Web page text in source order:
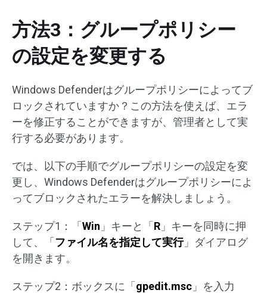
方法3：グループポリシー
の設定を変更する
Windows Defenderはグループポリシーによってブ
ロックされていますか？この方法を使えば、エラ
ーを修正することができますが、管理者として実
行する必要があります。
では、以下の手順でグループポリシーの設定を変
更し、Windows Defenderはグループポリシーによ
ってブロックされたエラーを解決しましょう。
ステップ1：「 Win 」キーと「 R 」キーを同時に押
して、「 ファイル名を指定して実行」ダイアログ
を開きます。
ステップ2：ボックスに「 gpedit.msc 」を入力